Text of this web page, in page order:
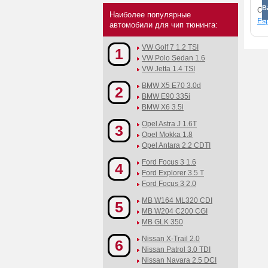
Наиболее популярные
автомобили для чип тюнинга:
1
VW Golf 7 1.2 TSI
VW Polo Sedan 1.6
VW Jetta 1.4 TSI
2
BMW X5 E70 3.0d
BMW E90 335i
BMW X6 3.5i
3
Opel Astra J 1.6T
Opel Mokka 1.8
Opel Antara 2.2 CDTI
4
Ford Focus 3 1.6
Ford Explorer 3.5 T
Ford Focus 3 2.0
5
MB W164 ML320 CDI
MB W204 C200 CGI
MB GLK 350
6
Nissan X-Trail 2.0
Nissan Patrol 3.0 TDI
Nissan Navara 2.5 DCI